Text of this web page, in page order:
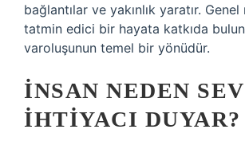
bağlantılar ve yakınlık yaratır. Genel
tatmin edici bir hayata katkıda
varoluşunun temel bir yönüdür.
İNSAN NEDEN
IHTIYACI DUYAR?